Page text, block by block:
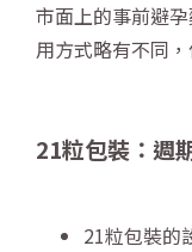
市面上的事前避
用方式略有不同
21粒包裝：週
21粒包裝的